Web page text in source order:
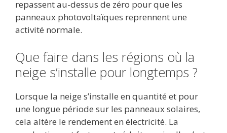
repassent au-dessus de zéro pour que les
panneaux photovoltaïques reprennent une
activité normale.
Que faire dans les régions où la
neige s’installe pour longtemps ?
Lorsque la neige s’installe en quantité et pour
une longue période sur les panneaux solaires,
cela altère le rendement en électricité. La